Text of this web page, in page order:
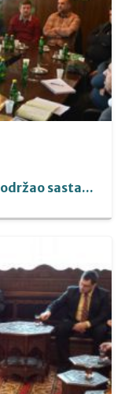
sasta...